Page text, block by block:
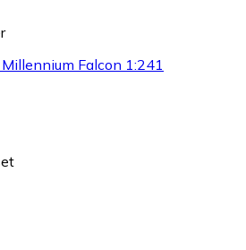
Falcon 1:241